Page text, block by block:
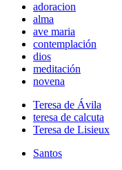
adoracion
alma
ave maria
contemplación
dios
meditación
novena
Teresa de Ávila
teresa de calcuta
Teresa de Lisieux
Santos